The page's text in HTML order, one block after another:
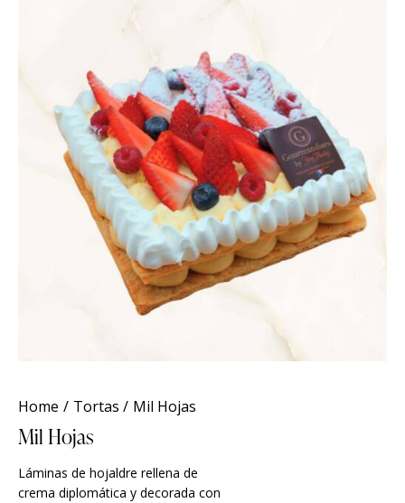
Home Tortas Mil Hojas
Mil Hojas
Láminas de hojaldre rellena de
crema diplomática y decorada con